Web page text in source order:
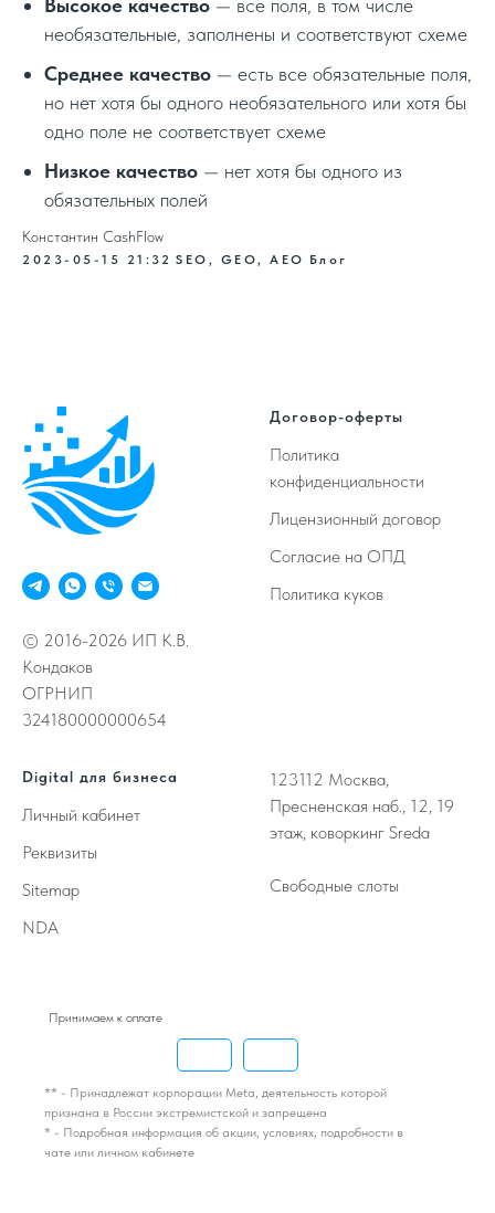
Высокое качество — все поля, в том числе
необязательные, заполнены и соответствуют схеме
Среднее качество — есть все обязательные поля,
но нет хотя бы одного необязательного или хотя бы
одно поле не соответствует схеме
Низкое качество — нет хотя бы одного из
обязательных полей
Константин CashFlow
2023-05-15 21:32 SEO, GEO, AEO Блог
© 2016-2026 ИП К.В.
Кондаков
ОГРНИП
324180000000654
Договор-оферты
Политика
конфиденциальности
Лицензионный договор
Согласие на ОПД
Политика куков
Digital для бизнеса
Личный кабинет
Реквизиты
Sitemap
NDA
123112 Москва,
Пресненская наб., 12, 19
этаж, коворкинг Sreda
Свободные слоты
Принимаем к оплате
** - Принадлежат корпорации Meta, деятельность которой
признана в России экстремистской и запрещена
* - Подробная информация об акции, условиях, подробности в
чате или личном кабинете